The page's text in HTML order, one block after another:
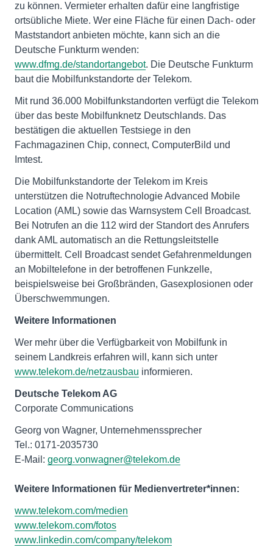
zu können. Vermieter erhalten dafür eine langfristige
ortsübliche Miete. Wer eine Fläche für einen Dach- oder
Maststandort anbieten möchte, kann sich an die
Deutsche Funkturm wenden:
www.dfmg.de/standortangebot. Die Deutsche Funkturm
baut die Mobilfunkstandorte der Telekom.
Mit rund 36.000 Mobilfunkstandorten verfügt die Telekom
über das beste Mobilfunknetz Deutschlands. Das
bestätigen die aktuellen Testsiege in den
Fachmagazinen Chip, connect, ComputerBild und
Imtest.
Die Mobilfunkstandorte der Telekom im Kreis
unterstützen die Notruftechnologie Advanced Mobile
Location (AML) sowie das Warnsystem Cell Broadcast.
Bei Notrufen an die 112 wird der Standort des Anrufers
dank AML automatisch an die Rettungsleitstelle
übermittelt. Cell Broadcast sendet Gefahrenmeldungen
an Mobiltelefone in der betroffenen Funkzelle,
beispielsweise bei Großbränden, Gasexplosionen oder
Überschwemmungen.
Weitere Informationen
Wer mehr über die Verfügbarkeit von Mobilfunk in
seinem Landkreis erfahren will, kann sich unter
www.telekom.de/netzausbau informieren.
Deutsche Telekom AG
Corporate Communications
Georg von Wagner, Unternehmenssprecher
Tel.: 0171-2035730
E-Mail: georg.vonwagner@telekom.de
Weitere Informationen für Medienvertreter*innen:
www.telekom.com/medien
www.telekom.com/fotos
www.linkedin.com/company/telekom